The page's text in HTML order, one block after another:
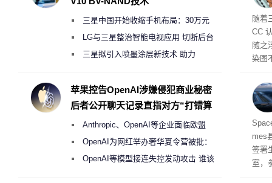
随着
CC
随之
染图
息
26
民
mes
签署
室，
三星中国开始收缩手机布局：30万元
月销售额不达标门店 将被逐步清退
LG与三星整治智能电视应用 切断后台
偷偷共享带宽的违规行为
三星拟引入喷墨涂层新技术 助力
度
苹果控告OpenAI涉嫌侵犯商业秘密
后者公开聊天记录直指对方“打错算
Anthropic、OpenAI等企业面临欧盟
《人工智能法案》全新执法权限审查
OpenAI为网红举办奢华夏令营被批：
2000美元一晚 遭讽“反乌托邦”
OpenAI等模型接连失控发动攻击 谁该